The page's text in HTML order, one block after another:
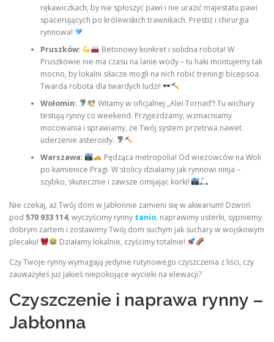
rękawiczkach, by nie spłoszyć pawi i nie urazić majestatu pawi
spacerujących po królewskich trawnikach. Prestiż i chirurgia
rynnowa!
Pruszków:
Betonowy konkret i solidna robota! W
Pruszkowie nie ma czasu na lanie wody – tu haki montujemy tak
mocno, by lokalni siłacze mogli na nich robić treningi bicepsoa.
Twarda robota dla twardych ludzi!
Wołomin:
Witamy w oficjalnej „Alei Tornad”! Tu wichury
testują rynny co weekend. Przyjeżdżamy, wzmacniamy
mocowania i sprawiamy, że Twój system przetrwa nawet
uderzenie asteroidy.
Warszawa:
Pędząca metropolia! Od wieżowców na Woli
po kamienice Pragi. W stolicy działamy jak rynnowi ninja –
szybko, skutecznie i zawsze omijając korki!
Nie czekaj, aż Twój dom w Jabłonnie zamieni się w akwarium! Dzwoń
pod 570 933 114, wyczyścimy rynny tanio, naprawimy usterki, sypniemy
dobrym żartem i zostawimy Twój dom suchym jak suchary w wojskowym
plecaku!
Działamy lokalnie, czyścimy totalnie!
Czy Twoje rynny wymagają jedynie rutynowego czyszczenia z liści, czy
zauważyłeś już jakieś niepokojące wycieki na elewacji?
Czyszczenie i naprawa rynny –
Jabłonna